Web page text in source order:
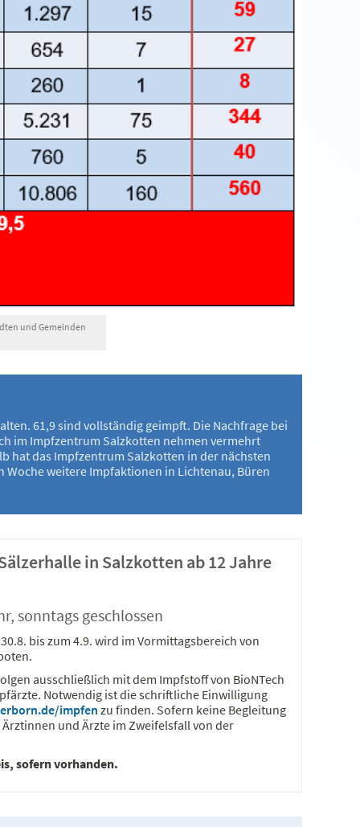
und Gemeinden
61,9 sind vollständig geimpft. Die Nachfrage bei
im Impfzentrum Salzkotten nehmen vermehrt
hat das Impfzentrum Salzkotten in der nächsten
weitere Impfaktionen in Lichtenau, Büren
in Salzkotten ab 12 Jahre
sonntags geschlossen
bis zum 4.9. wird im Vormittagsbereich von
ausschließlich mit dem Impfstoff von BioNTech
Notwendig ist die schriftliche Einwilligung
impfen zu finden. Sofern keine Begleitung
und Ärzte im Zweifelsfall von der
sofern vorhanden.